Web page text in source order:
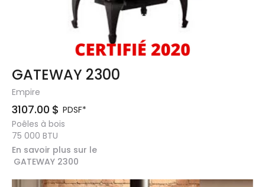
GATEWAY 2300
Empire
3107.00 $ PDSF*
Poêles à bois
75 000 BTU
En savoir plus sur le
GATEWAY 2300